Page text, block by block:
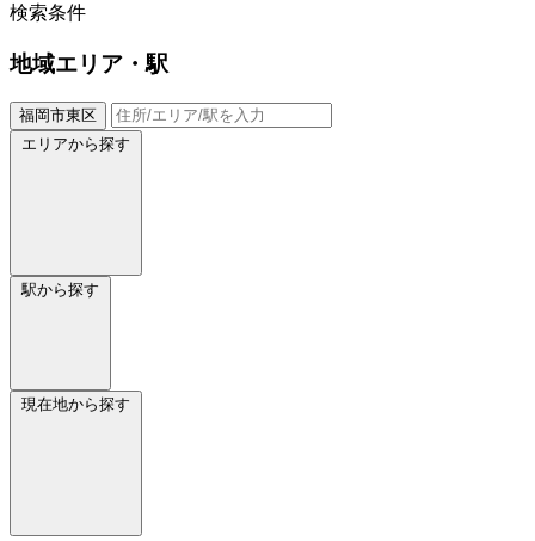
検索条件
地域エリア・駅
福岡市東区
エリアから探す
駅から探す
現在地から探す